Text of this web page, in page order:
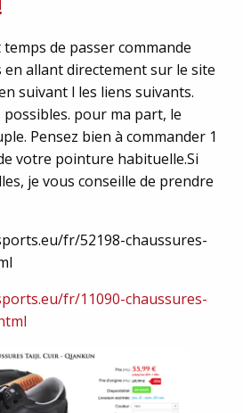
de passer commande
allant directement sur le site
suivant l les liens suivants.
possibles. pour ma part, le
Pensez bien à commander 1
votre pointure habituelle.Si
je vous conseille de prendre
fr/52198-chaussures-
fr/11090-chaussures-